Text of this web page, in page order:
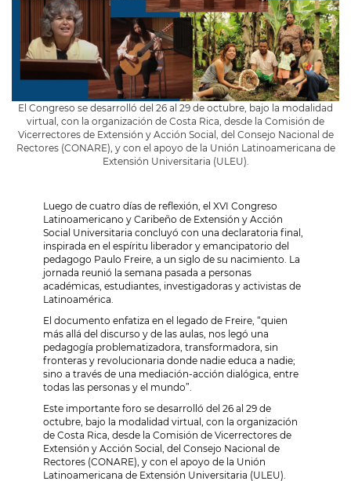
El Congreso se desarrolló del 26 al 29 de octubre, bajo la modalidad
virtual, con la organización de Costa Rica, desde la Comisión de
Vicerrectores de Extensión y Acción Social, del Consejo Nacional de
Rectores (CONARE), y con el apoyo de la Unión Latinoamericana de
Extensión Universitaria (ULEU).
Luego de cuatro días de reflexión, el XVI Congreso
Latinoamericano y Caribeño de Extensión y Acción
Social Universitaria concluyó con una declaratoria final,
inspirada en el espíritu liberador y emancipatorio del
pedagogo Paulo Freire, a un siglo de su nacimiento. La
jornada reunió la semana pasada a personas
académicas, estudiantes, investigadoras y activistas de
Latinoamérica.
El documento enfatiza en el legado de Freire, “quien
más allá del discurso y de las aulas, nos legó una
pedagogía problematizadora, transformadora, sin
fronteras y revolucionaria donde nadie educa a nadie;
sino a través de una mediación-acción dialógica, entre
todas las personas y el mundo”.
Este importante foro se desarrolló del 26 al 29 de
octubre, bajo la modalidad virtual, con la organización
de Costa Rica, desde la Comisión de Vicerrectores de
Extensión y Acción Social, del Consejo Nacional de
Rectores (CONARE), y con el apoyo de la Unión
Latinoamericana de Extensión Universitaria (ULEU).